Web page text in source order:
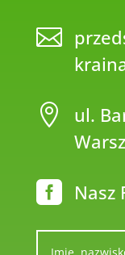


ul.
 Nasz